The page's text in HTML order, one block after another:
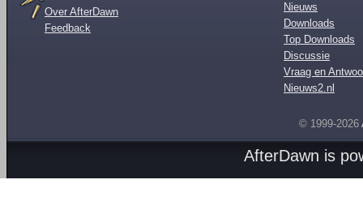
Over AfterDawn
Feedback
Nieuws
Downloads
Top Downloads
Discussie
Vraag en
Nieuws2.nl
© 1999-2026
AfterDawn is